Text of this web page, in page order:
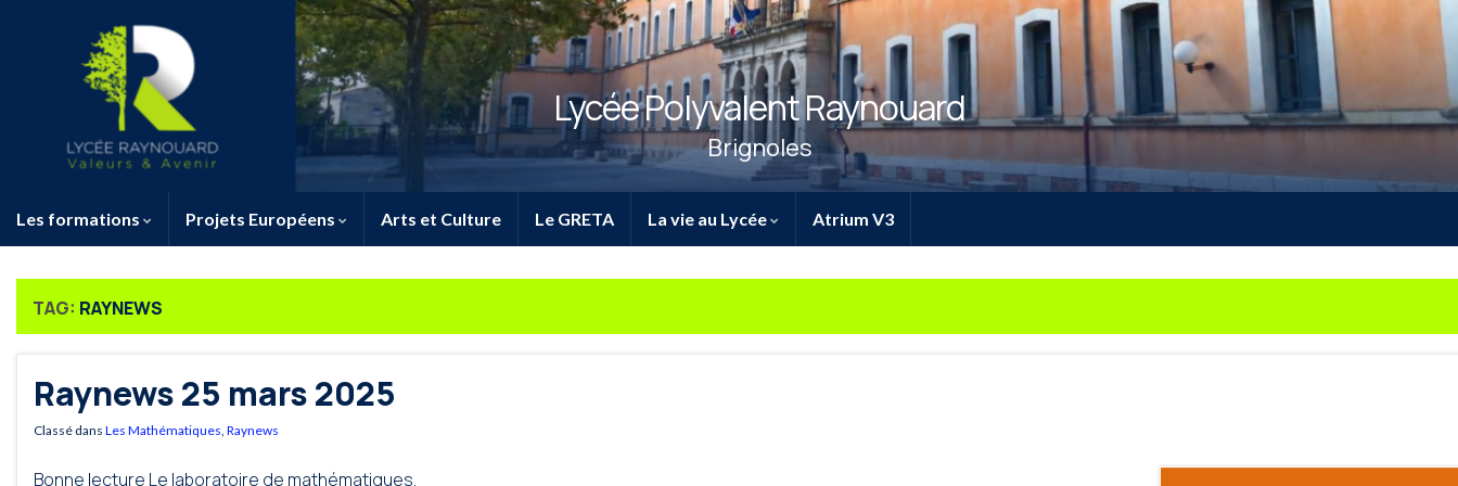
Lycée Polyvalent Raynouard
Brignoles
Les formations Projets Européens Arts et Culture Le GRETA La vie au Lycée Atrium V3
TAG: RAYNEWS
Raynews 25 mars 2025
Classé dans Les Mathématiques Raynews
Bonne lecture Le laboratoire de mathématiques.